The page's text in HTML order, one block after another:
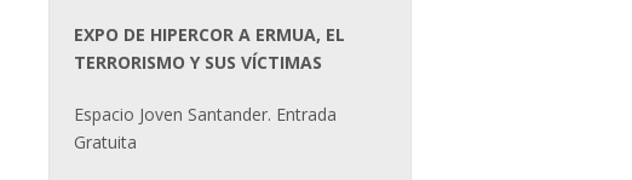
EXPO DE HIPERCOR A ERMUA, EL
TERRORISMO Y SUS VÍCTIMAS
Espacio Joven Santander. Entrada
Gratuita